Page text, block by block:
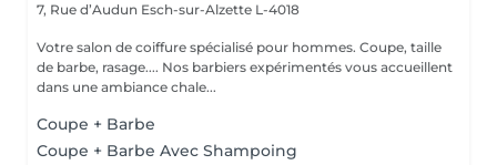
7, Rue d’Audun Esch-sur-Alzette L-4018
Votre salon de coiffure spécialisé pour hommes. Coupe, taille
de barbe, rasage.... Nos barbiers expérimentés vous accueillent
dans une ambiance chale...
Coupe + Barbe
Coupe + Barbe Avec Shampoing